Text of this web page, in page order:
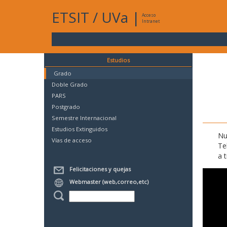
ETSIT / UVa |
Acceso
Intranet
Estudios
Grado
Doble Grado
PARS
Postgrado
Semestre Internacional
Estudios Extinguidos
Vías de acceso
Felicitaciones y quejas
Webmaster (web,correo,etc)
a